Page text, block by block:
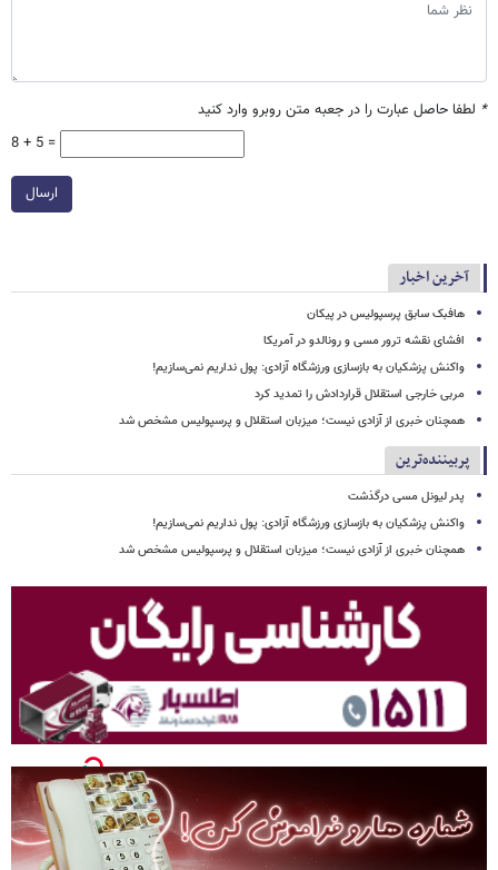
* لطفا حاصل عبارت را در جعبه متن روبرو وارد کنید
8 + 5 =
ارسال
آخرین اخبار
هافبک سابق پرسپولیس در پیکان
افشای نقشه ترور مسی و رونالدو در آمریکا
واکنش پزشکیان به بازسازی ورزشگاه آزادی: پول نداریم نمی‌سازیم!
مربی خارجی استقلال قراردادش را تمدید کرد
همچنان خبری از آزادی نیست؛ میزبان استقلال و پرسپولیس مشخص شد
پربیننده‌ترین
پدر لیونل مسی درگذشت
واکنش پزشکیان به بازسازی ورزشگاه آزادی: پول نداریم نمی‌سازیم!
همچنان خبری از آزادی نیست؛ میزبان استقلال و پرسپولیس مشخص شد